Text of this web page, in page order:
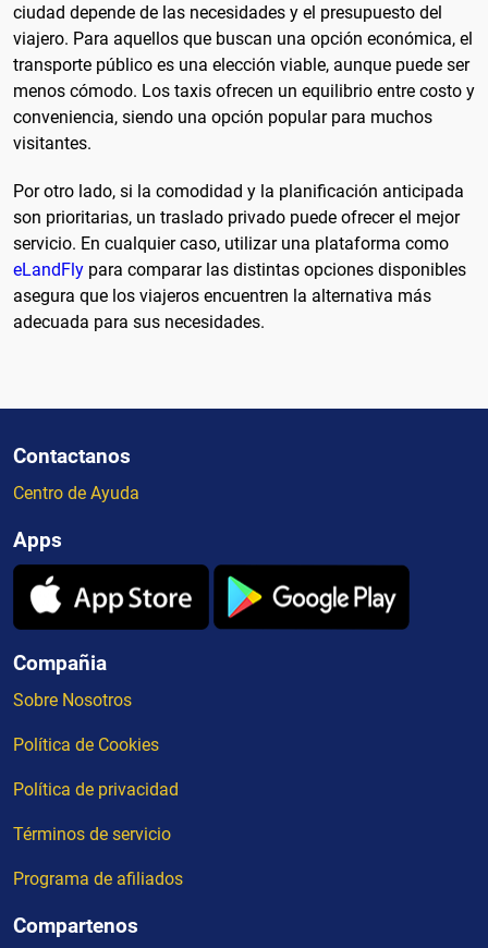
ciudad depende de las necesidades y el presupuesto del
viajero. Para aquellos que buscan una opción económica, el
transporte público es una elección viable, aunque puede ser
menos cómodo. Los taxis ofrecen un equilibrio entre costo y
conveniencia, siendo una opción popular para muchos
visitantes.
Por otro lado, si la comodidad y la planificación anticipada
son prioritarias, un traslado privado puede ofrecer el mejor
servicio. En cualquier caso, utilizar una plataforma como
eLandFly para comparar las distintas opciones disponibles
asegura que los viajeros encuentren la alternativa más
adecuada para sus necesidades.
Contactanos
Centro de Ayuda
Apps
Compañia
Sobre Nosotros
Política de Cookies
Política de privacidad
Términos de servicio
Programa de afiliados
Compartenos